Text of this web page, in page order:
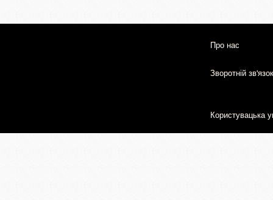
Про нас
Зворотній зв'язок
Користувацька